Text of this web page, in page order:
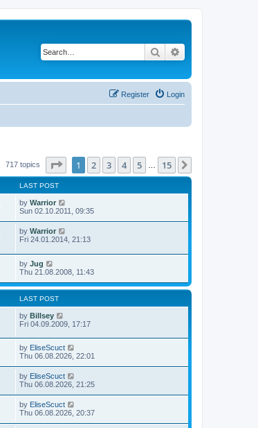
Search
Login
Register
717 topics Page of 15
1 2 3 4 5 15
LAST POST
by Warrior
Sun 02.10.2011, 09:35
by Warrior
Fri 24.01.2014, 21:13
by Jug
Thu 21.08.2008, 11:43
LAST POST
by Billsey
Fri 04.09.2009, 17:17
by EliseScuct
Thu 06.08.2026, 22:01
by EliseScuct
Thu 06.08.2026, 21:25
by EliseScuct
Thu 06.08.2026, 20:37